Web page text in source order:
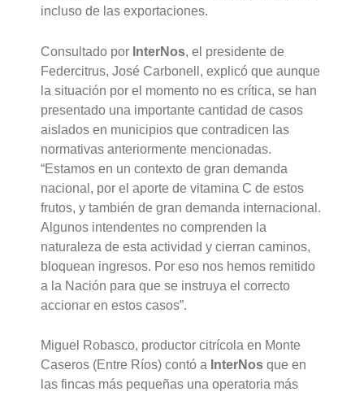
incluso de las exportaciones.
Consultado por InterNos, el presidente de
Federcitrus, José Carbonell, explicó que aunque
la situación por el momento no es crítica, se han
presentado una importante cantidad de casos
aislados en municipios que contradicen las
normativas anteriormente mencionadas.
“Estamos en un contexto de gran demanda
nacional, por el aporte de vitamina C de estos
frutos, y también de gran demanda internacional.
Algunos intendentes no comprenden la
naturaleza de esta actividad y cierran caminos,
bloquean ingresos. Por eso nos hemos remitido
a la Nación para que se instruya el correcto
accionar en estos casos”.
Miguel Robasco, productor citrícola en Monte
Caseros (Entre Ríos) contó a InterNos que en
las fincas más pequeñas una operatoria más